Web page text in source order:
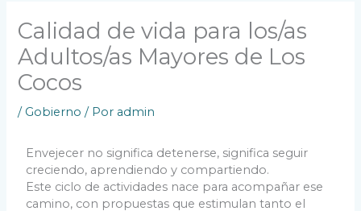
Calidad de vida para los/as
Adultos/as Mayores de Los
Cocos
/ Gobierno / Por admin
Envejecer no significa detenerse, significa seguir
creciendo, aprendiendo y compartiendo.
Este ciclo de actividades nace para acompañar ese
camino, con propuestas que estimulan tanto el